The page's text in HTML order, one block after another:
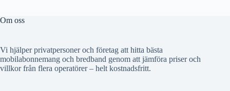
Om oss
Vi hjälper privatpersoner och företag att hitta bästa
mobilabonnemang och bredband genom att jämföra priser och
villkor från flera operatörer – helt kostnadsfritt.